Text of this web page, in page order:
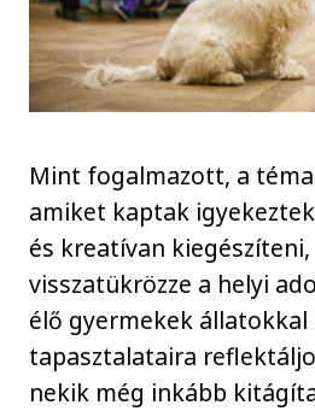
Mint fogalmazott, a
amiket kaptak
és kreatívan kiegészíteni,
visszatükrözze a helyi
élő gyermekek
tapasztalataira
nekik még inkább